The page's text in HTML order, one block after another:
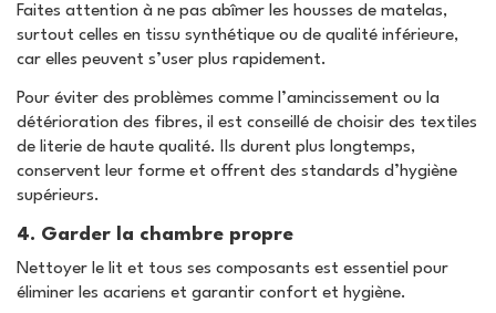
Faites attention à ne pas abîmer les housses de matelas,
surtout celles en tissu synthétique ou de qualité inférieure,
car elles peuvent s’user plus rapidement.
Pour éviter des problèmes comme l’amincissement ou la
détérioration des fibres, il est conseillé de choisir des textiles
de literie de haute qualité. Ils durent plus longtemps,
conservent leur forme et offrent des standards d’hygiène
supérieurs.
4. Garder la chambre propre
Nettoyer le lit et tous ses composants est essentiel pour
éliminer les acariens et garantir confort et hygiène.